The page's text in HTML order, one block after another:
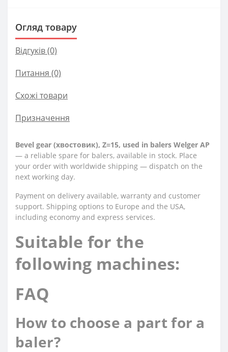
Огляд товару
Відгуків (0)
Питання (0)
Схожі товари
Призначення
Bevel gear (хвостовик), Z=15, used in balers Welger AP
— a reliable spare for balers, available in stock. Place
your order with worldwide shipping — dispatch on the
next working day.
Payment on delivery available, warranty and customer
support. Shipping options to Europe and the USA,
including economy and express services.
Suitable for the
following machines:
FAQ
How to choose a part for a
baler?